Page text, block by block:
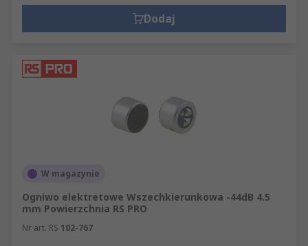
Dodaj
W magazynie
Ogniwo elektretowe Wszechkierunkowa -44dB 4.5
mm Powierzchnia RS PRO
Nr art. RS 102-767